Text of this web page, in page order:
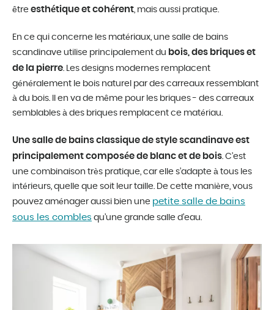
être esthétique et cohérent, mais aussi pratique.
En ce qui concerne les matériaux, une salle de bains
scandinave utilise principalement du bois, des briques et
de la pierre. Les designs modernes remplacent
généralement le bois naturel par des carreaux ressemblant
à du bois. Il en va de même pour les briques - des carreaux
semblables à des briques remplacent ce matériau.
Une salle de bains classique de style scandinave est
principalement composée de blanc et de bois. C’est
une combinaison très pratique, car elle s’adapte à tous les
intérieurs, quelle que soit leur taille. De cette manière, vous
pouvez aménager aussi bien une petite salle de bains
sous les combles qu’une grande salle d’eau.